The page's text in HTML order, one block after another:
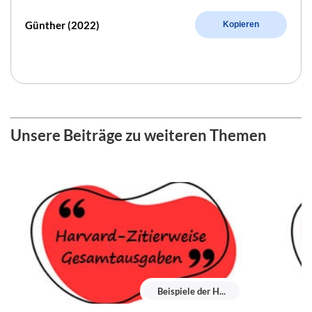
Günther (2022) Kopieren
Unsere Beiträge zu weiteren Themen
Beispiele der H...